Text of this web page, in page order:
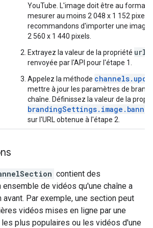
YouTube. L'image doit être au format
mesurer au moins 2 048 x 1 152 pixels.
recommandons d'importer une image
2 560 x 1 440 pixels.
Extrayez la valeur de la propriété url
renvoyée par l'API pour l'étape 1.
Appelez la méthode
mettre à jour les paramètres de
chaîne. Définissez la valeur de la
sur l'URL obtenue à l'étape 2.
contient des
ensemble de vidéos qu'une chaîne a
Par exemple, une section peut
vidéos mises en ligne par une
plus populaires ou les vidéos d'une